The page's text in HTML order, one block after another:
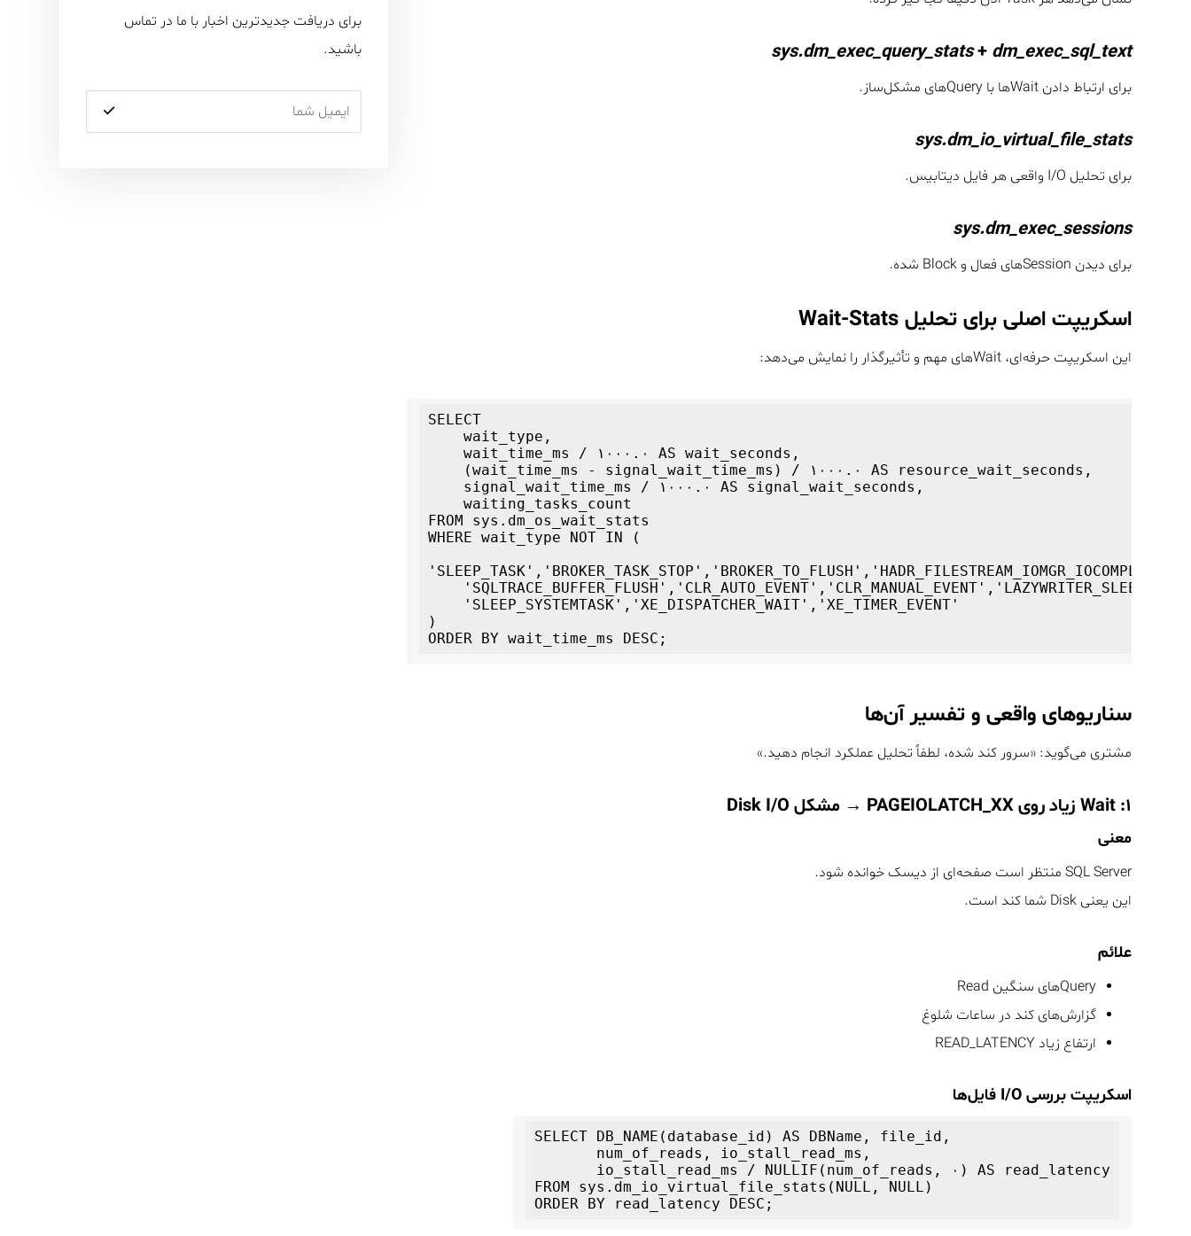
sys.dm_exec_query_stats+ dm_exec_sql_text
برای ارتباط دادن Waitها با Queryهای مشکل‌ساز.
sys.dm_io_virtual_file_stats
برای تحلیل I/O واقعی هر فایل دیتابیس.
sys.dm_exec_sessions
برای دیدن Sessionهای فعال و Block شده.
اسکریپت اصلی برای تحلیل Wait-Stats
این اسکریپت حرفه‌ای، Waitهای مهم و تأثیرگذار را نمایش می‌دهد:
SELECT
FROM sys.dm_os_wait_stats
WHERE wait_type NOT IN (
)
سناریوهای واقعی و تفسیر آن‌ها
مشتری می‌گوید: «سرور کند شده، لطفاً تحلیل عملکرد انجام دهید.»
۱: Wait زیاد روی PAGEIOLATCH_XX → مشکل Disk I/O
معنی
SQL Server منتظر است صفحه‌ای از دیسک خوانده شود.
این یعنی Disk شما کند است.
علائم
Queryهای سنگین Read
گزارش‌های کند در ساعات شلوغ
ارتفاع زیاد READ_LATENCY
اسکریپت بررسی I/O فایل‌ها
SELECT DB_NAME(database_id) AS DBName, file_id,
FROM sys.dm_io_virtual_file_stats(NULL, NULL)
برای دریافت جدیدترین اخبار با ما در تماس
باشید.